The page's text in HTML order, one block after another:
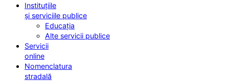
Instituțiile
și serviciile publice
Educația
Alte servicii publice
Servicii
online
Nomenclatura
stradală